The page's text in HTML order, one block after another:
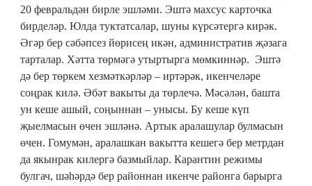
20 февральдән бирле эшләми. Эштә махсус карточка
бирделәр. Юлда туктатсалар, шуны күрсәтергә кирәк.
Әгәр бер сәбәпсез йөрисең икән, административ җәзага
тарталар. Хәтта төрмәгә утыртырга мөмкиннәр. Эштә
дә бер төркем хезмәткәрләр – иртәрәк, икенчеләре
соңрак килә. Әбәт вакыты да төрлечә. Мәсәлән, башта
ун кеше ашый, соңыннан – унысы. Бу кеше күп
җыелмасын өчен эшләнә. Артык аралашулар булмасын
өчен. Гомумән, аралашкан вакытта кешегә бер метрдан
да якынрак килергә базмыйлар. Карантин режимы
булгач, шәһәрдә бер районнан икенче районга барырга